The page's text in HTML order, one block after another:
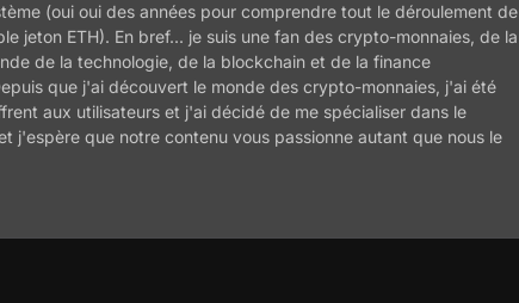
(oui oui des années pour comprendre tout le déroulement de
jeton ETH). En bref... je suis une fan des crypto-monnaies, de la
de la technologie, de la blockchain et de la finance
que j'ai découvert le monde des crypto-monnaies, j'ai été
aux utilisateurs et j'ai décidé de me spécialiser dans le
j'espère que notre contenu vous passionne autant que nous le